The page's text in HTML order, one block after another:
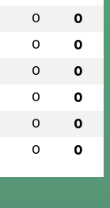
0 0
0 0
0 0
0 0
0 0
0 0